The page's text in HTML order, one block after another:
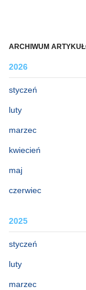
ARCHIWUM
2026
styczeń
luty
marzec
kwiecień
maj
czerwiec
2025
styczeń
luty
marzec